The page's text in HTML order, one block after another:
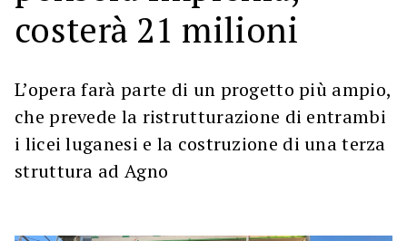
costerà 21 milioni
L’opera farà parte di un progetto più ampio,
che prevede la ristrutturazione di entrambi
i licei luganesi e la costruzione di una terza
struttura ad Agno